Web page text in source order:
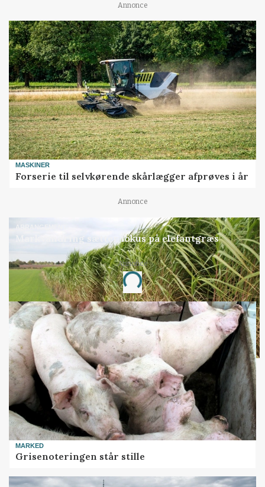
Annonce
MASKINER
Forserie til selvkørende skårlægger afprøves i år
Annonce
ARRANGEMENT
Markvandring sætter fokus på elefantgræs
Annonce
Loading...
MARKED
Grisenoteringen står stille